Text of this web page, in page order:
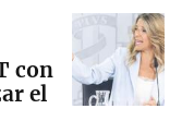
con
el